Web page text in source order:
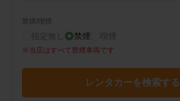
禁煙/喫煙
指定無し 禁煙 喫煙
※ 当店はすべて禁煙車両です
レンタカーを検索する